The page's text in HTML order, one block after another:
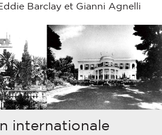
Barclay et Gianni Agnelli
internationale